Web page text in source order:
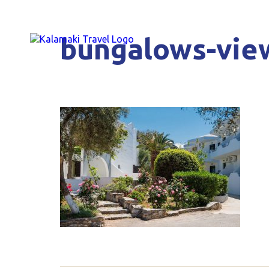
bungalows-